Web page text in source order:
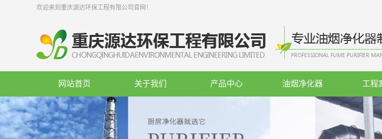
欢迎来到重庆源达环保工程有限公司官网！
网站首页 关于我们 产品中心 油烟净化器 工程